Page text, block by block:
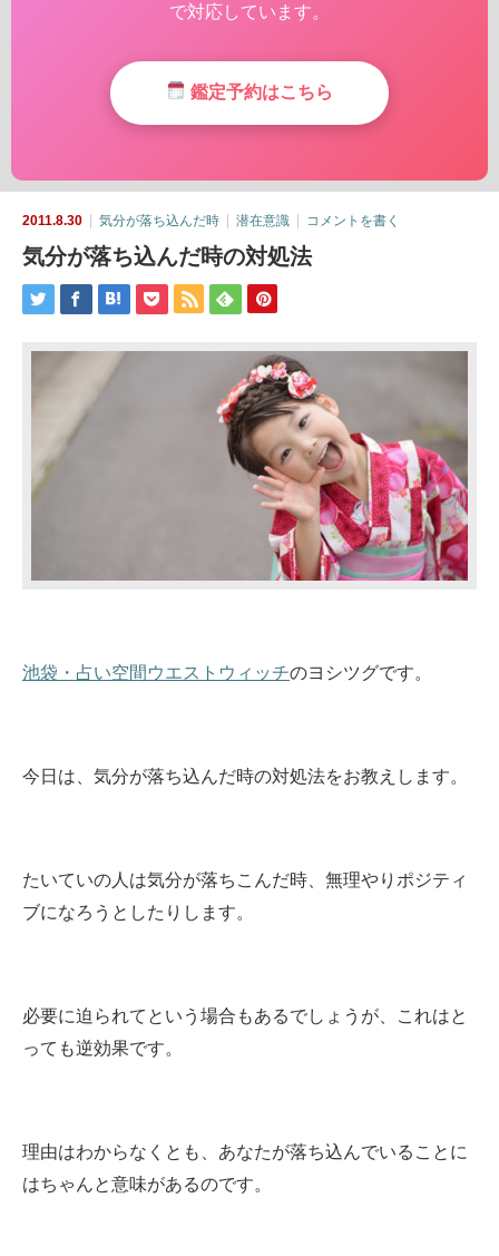
で対応しています。
鑑定予約はこちら
2011.8.30 気分が落ち込んだ時 潜在意識 コメントを書く
気分が落ち込んだ時の対処法
池袋・占い空間ウエストウィッチのヨシツグです。
今日は、気分が落ち込んだ時の対処法をお教えします。
たいていの人は気分が落ちこんだ時、無理やりポジティ
ブになろうとしたりします。
必要に迫られてという場合もあるでしょうが、これはと
っても逆効果です。
理由はわからなくとも、あなたが落ち込んでいることに
はちゃんと意味があるのです。